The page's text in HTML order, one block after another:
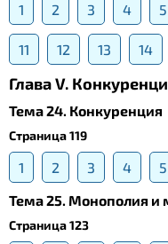
1 2 3 4 5
11 12 13 14
Глава V.
Тема 24. Конкуренция
Страница 119
1 2 3 4 5
Тема 25. Монополия
Страница 123